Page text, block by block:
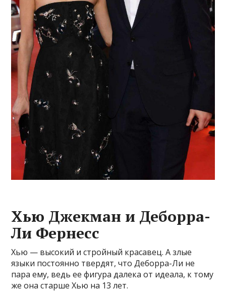
Хью Джекман и Деборра-
Ли Фернесс
Хью — высокий и стройный красавец. А злые
языки постоянно твердят, что Деборра-Ли не
пара ему, ведь ее фигура далека от идеала, к тому
же она старше Хью на 13 лет.